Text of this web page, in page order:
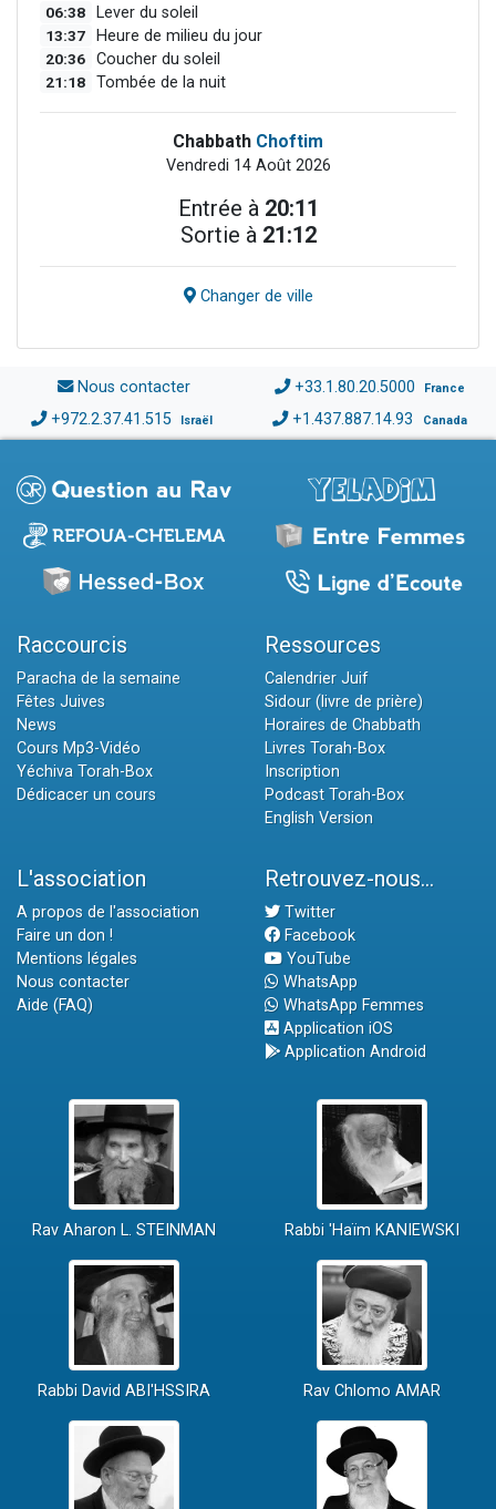
06:38 Lever du soleil
13:37 Heure de milieu du jour
20:36 Coucher du soleil
21:18 Tombée de la nuit
Chabbath Choftim
Vendredi 14 Août 2026
Entrée à 20:11
Sortie à 21:12
Changer de ville
Nous contacter +33.1.80.20.5000 France
+972.2.37.41.515 Israël +1.437.887.14.93 Canada
Raccourcis
Paracha de la semaine
Fêtes Juives
News
Cours Mp3-Vidéo
Yéchiva Torah-Box
Dédicacer un cours
Ressources
Calendrier Juif
Sidour (livre de prière)
Horaires de Chabbath
Livres Torah-Box
Inscription
Podcast Torah-Box
English Version
L'association
A propos de l'association
Faire un don !
Mentions légales
Nous contacter
Aide (FAQ)
Retrouvez-nous...
Twitter
Facebook
YouTube
WhatsApp
WhatsApp Femmes
Application iOS
Application Android
Rav Aharon L. STEINMAN Rabbi 'Haïm KANIEWSKI
Rabbi David ABI'HSSIRA Rav Chlomo AMAR